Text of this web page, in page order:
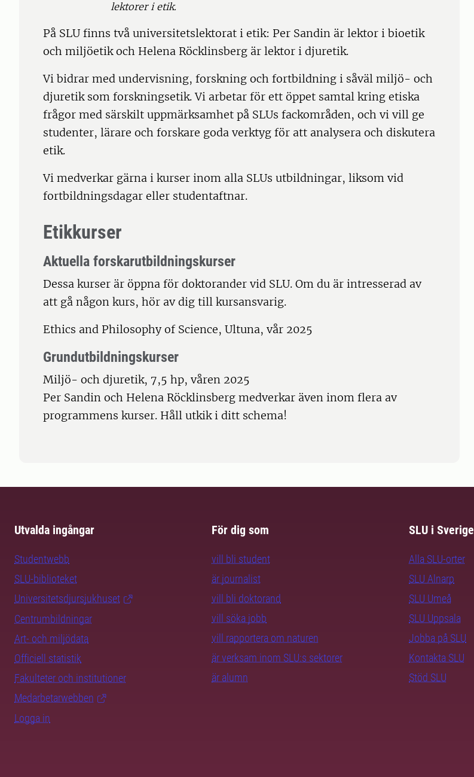
lektorer i etik.
På SLU finns två universitetslektorat i etik: Per Sandin är lektor i bioetik
och miljöetik och Helena Röcklinsberg är lektor i djuretik.
Vi bidrar med undervisning, forskning och fortbildning i såväl miljö- och
djuretik som forskningsetik. Vi arbetar för ett öppet samtal kring etiska
frågor med särskilt uppmärksamhet på SLUs fackområden, och vi vill ge
studenter, lärare och forskare goda verktyg för att analysera och diskutera
etik.
Vi medverkar gärna i kurser inom alla SLUs utbildningar, liksom vid
fortbildningsdagar eller studentaftnar.
Etikkurser
Aktuella forskarutbildningskurser
Dessa kurser är öppna för doktorander vid SLU. Om du är intresserad av
att gå någon kurs, hör av dig till kursansvarig.
Ethics and Philosophy of Science, Ultuna, vår 2025
Grundutbildningskurser
Miljö- och djuretik, 7,5 hp, våren 2025
Per Sandin och Helena Röcklinsberg medverkar även inom flera av
programmens kurser. Håll utkik i ditt schema!
Utvalda ingångar
Studentwebb
SLU-biblioteket
Universitetsdjursjukhuset
Centrumbildningar
Art- och miljödata
Officiell statistik
Fakulteter och institutioner
Medarbetarwebben
Logga in
För dig som
vill bli student
är journalist
vill bli doktorand
vill söka jobb
vill rapportera om naturen
är verksam inom SLU:s sektorer
är alumn
SLU i Sverige
Alla SLU-orter
SLU Alnarp
SLU Umeå
SLU Uppsala
Jobba på SLU
Kontakta SLU
Stöd SLU